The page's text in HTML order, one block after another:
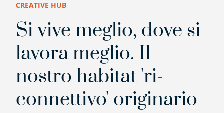
CREATIVE HUB
Si vive meglio, dove si
lavora meglio. Il
nostro habitat 'ri-
connettivo' originario